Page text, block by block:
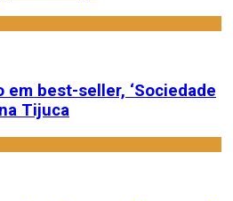
best-seller, ‘Sociedade
Tijuca